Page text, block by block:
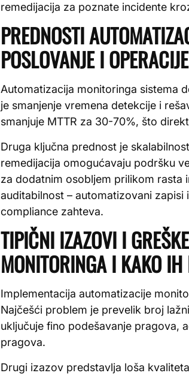
remedijacija za poznate incidente
PREDNOSTI
POSLOVANJE I OPERACIJE
Automatizacija monitoringa sistema
je smanjenje vremena detekcije i
smanjuje MTTR za 30-70%, što
Druga ključna prednost je
remedijacija omogućavaju podršku
za dodatnim osobljem prilikom rasta
auditabilnost – automatizovani
compliance zahteva.
TIPIČNI IZAZOVI I
MONITORINGA I KAKO
Implementacija automatizacije
Najčešći problem je prevelik broj
uključuje fino podešavanje pragova,
pragova.
Drugi izazov predstavlja loša